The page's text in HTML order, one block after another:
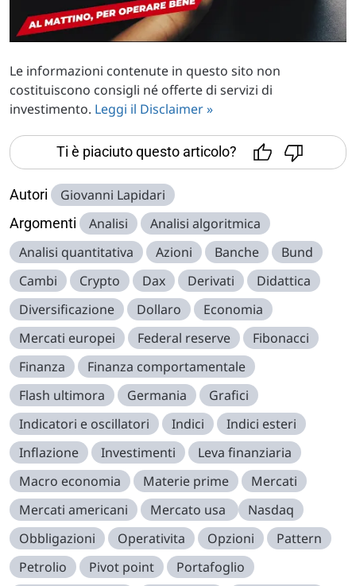
Le informazioni contenute in questo sito non
costituiscono consigli né offerte di servizi di
investimento. Leggi il Disclaimer »
Ti è piaciuto questo articolo?
Autori Giovanni Lapidari
Argomenti Analisi
Analisi algoritmica
Analisi quantitativa
Azioni Banche
Bund
Cambi
Crypto Dax Derivati
Didattica
Diversificazione
Dollaro
Economia
Mercati europei
Federal reserve
Fibonacci
Finanza
Finanza comportamentale
Flash ultimora
Germania
Grafici
Indicatori e oscillatori
Indici
Indici esteri
Inflazione
Investimenti
Leva finanziaria
Macro economia
Materie prime
Mercati
Mercati americani
Mercato usa
Nasdaq
Obbligazioni
Operativita Opzioni
Pattern
Petrolio
Pivot point Portafoglio